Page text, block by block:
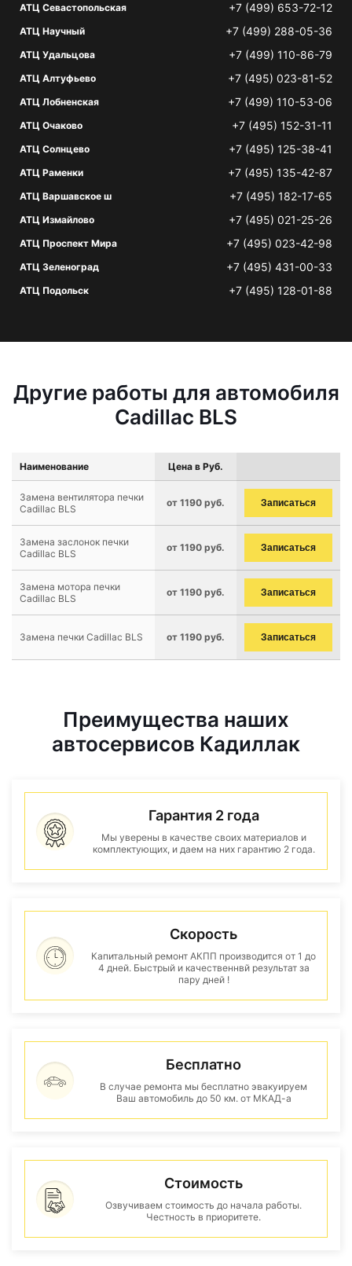
АТЦ Севастопольская +7 (499) 653-72-12
АТЦ Научный +7 (499) 288-05-36
АТЦ Удальцова +7 (499) 110-86-79
АТЦ Алтуфьево +7 (495) 023-81-52
АТЦ Лобненская +7 (499) 110-53-06
АТЦ Очаково +7 (495) 152-31-11
АТЦ Солнцево +7 (495) 125-38-41
АТЦ Раменки +7 (495) 135-42-87
АТЦ Варшавское ш +7 (495) 182-17-65
АТЦ Измайлово +7 (495) 021-25-26
АТЦ Проспект Мира +7 (495) 023-42-98
АТЦ Зеленоград +7 (495) 431-00-33
АТЦ Подольск +7 (495) 128-01-88
Другие работы для автомобиля
Cadillac BLS
Наименование Цена в Руб.
Замена вентилятора печки
Cadillac BLS
от 1190 руб. Записаться
Замена заслонок печки
Cadillac BLS
от 1190 руб. Записаться
Замена мотора печки
Cadillac BLS
от 1190 руб. Записаться
Замена печки Cadillac BLS от 1190 руб. Записаться
Преимущества наших
автосервисов Кадиллак
Гарантия 2 года
Мы уверены в качестве своих материалов и
комплектующих, и даем на них гарантию 2 года.
Скорость
Капитальный ремонт АКПП производится от 1 до
4 дней. Быстрый и качественнвй результат за
пару дней !
Бесплатно
В случае ремонта мы бесплатно эвакуируем
Ваш автомобиль до 50 км. от МКАД-а
Стоимость
Озвучиваем стоимость до начала работы.
Честность в приоритете.